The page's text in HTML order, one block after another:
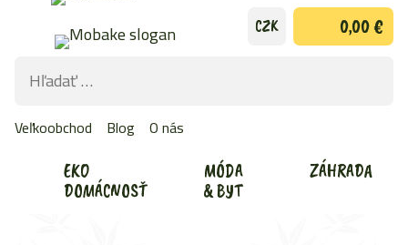
Preskočiť
EKO
DOMÁCNOSŤ
MÓDA
& BYT
ZÁHRADA
Veľkoobchod Blog O nás
Hľadať:
CZK 0,00 €